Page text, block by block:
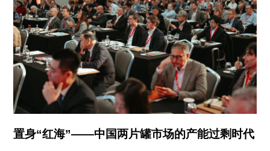
置身“红海”——中国两片罐市场的产能过剩时代